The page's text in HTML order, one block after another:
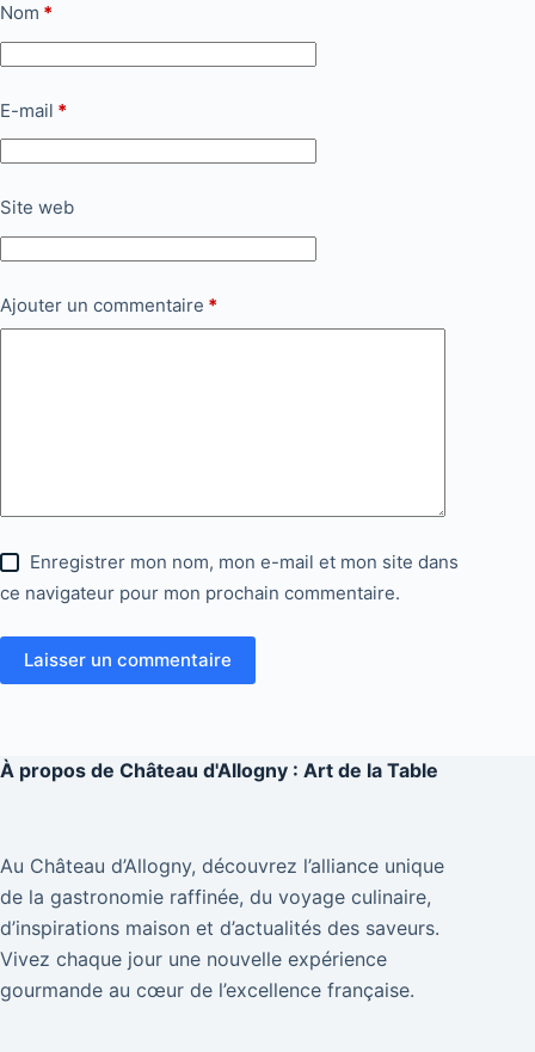
Nom *
E-mail *
Site web
Ajouter un commentaire *
Enregistrer mon nom, mon e-mail et mon site dans
ce navigateur pour mon prochain commentaire.
Laisser un commentaire
À propos de Château d'Allogny : Art de la Table
Au Château d’Allogny, découvrez l’alliance unique
de la gastronomie raffinée, du voyage culinaire,
d’inspirations maison et d’actualités des saveurs.
Vivez chaque jour une nouvelle expérience
gourmande au cœur de l’excellence française.